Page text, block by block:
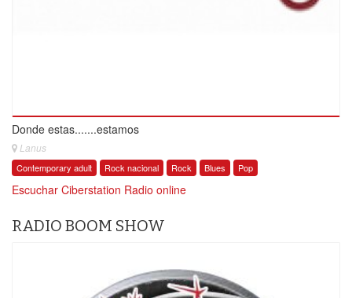
Donde estas.......estamos
Lanus
Contemporary adult Rock nacional Rock Blues Pop
Escuchar Ciberstation Radio online
RADIO BOOM SHOW